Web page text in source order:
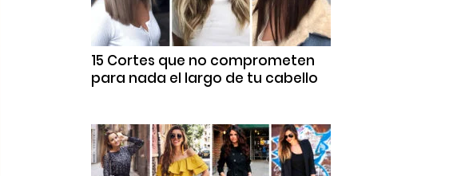
15 Cortes que no comprometen
para nada el largo de tu cabello